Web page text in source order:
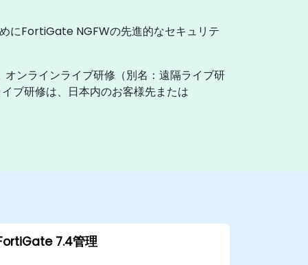
にFortiGate NGFWの先進的なセキュリテ
ンラインライブ研修（別名：遠隔ライブ研
ブ研修は、日本内のお客様先または
7.4管理